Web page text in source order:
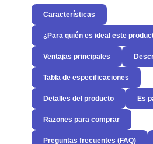
Características
¿Para quién es ideal este
Ventajas principales
Tabla de especificaciones
Detalles del producto Es
Razones para comprar
Preguntas frecuentes (FAQ)